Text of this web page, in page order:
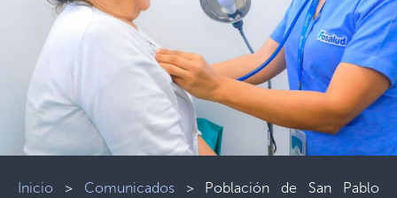
Inicio > Comunicados> Población de San Pablo